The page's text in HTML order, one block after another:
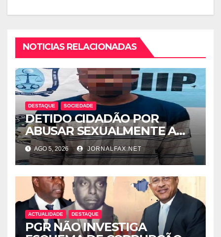
NOTICIAS RELACIONADAS
DESTAQUE SOCIEDADE
DETIDO CIDADÃO POR
ABUSAR SEXUALMENTE A
CUNHADA MENOR DE IDADE
AGO 5, 2026 JORNALFAX.NET
ACTUALIDADE DESTAQUE
PGR NÃO INVESTIGA